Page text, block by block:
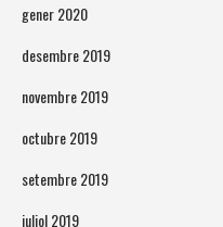
gener 2020
desembre 2019
novembre 2019
octubre 2019
setembre 2019
juliol 2019